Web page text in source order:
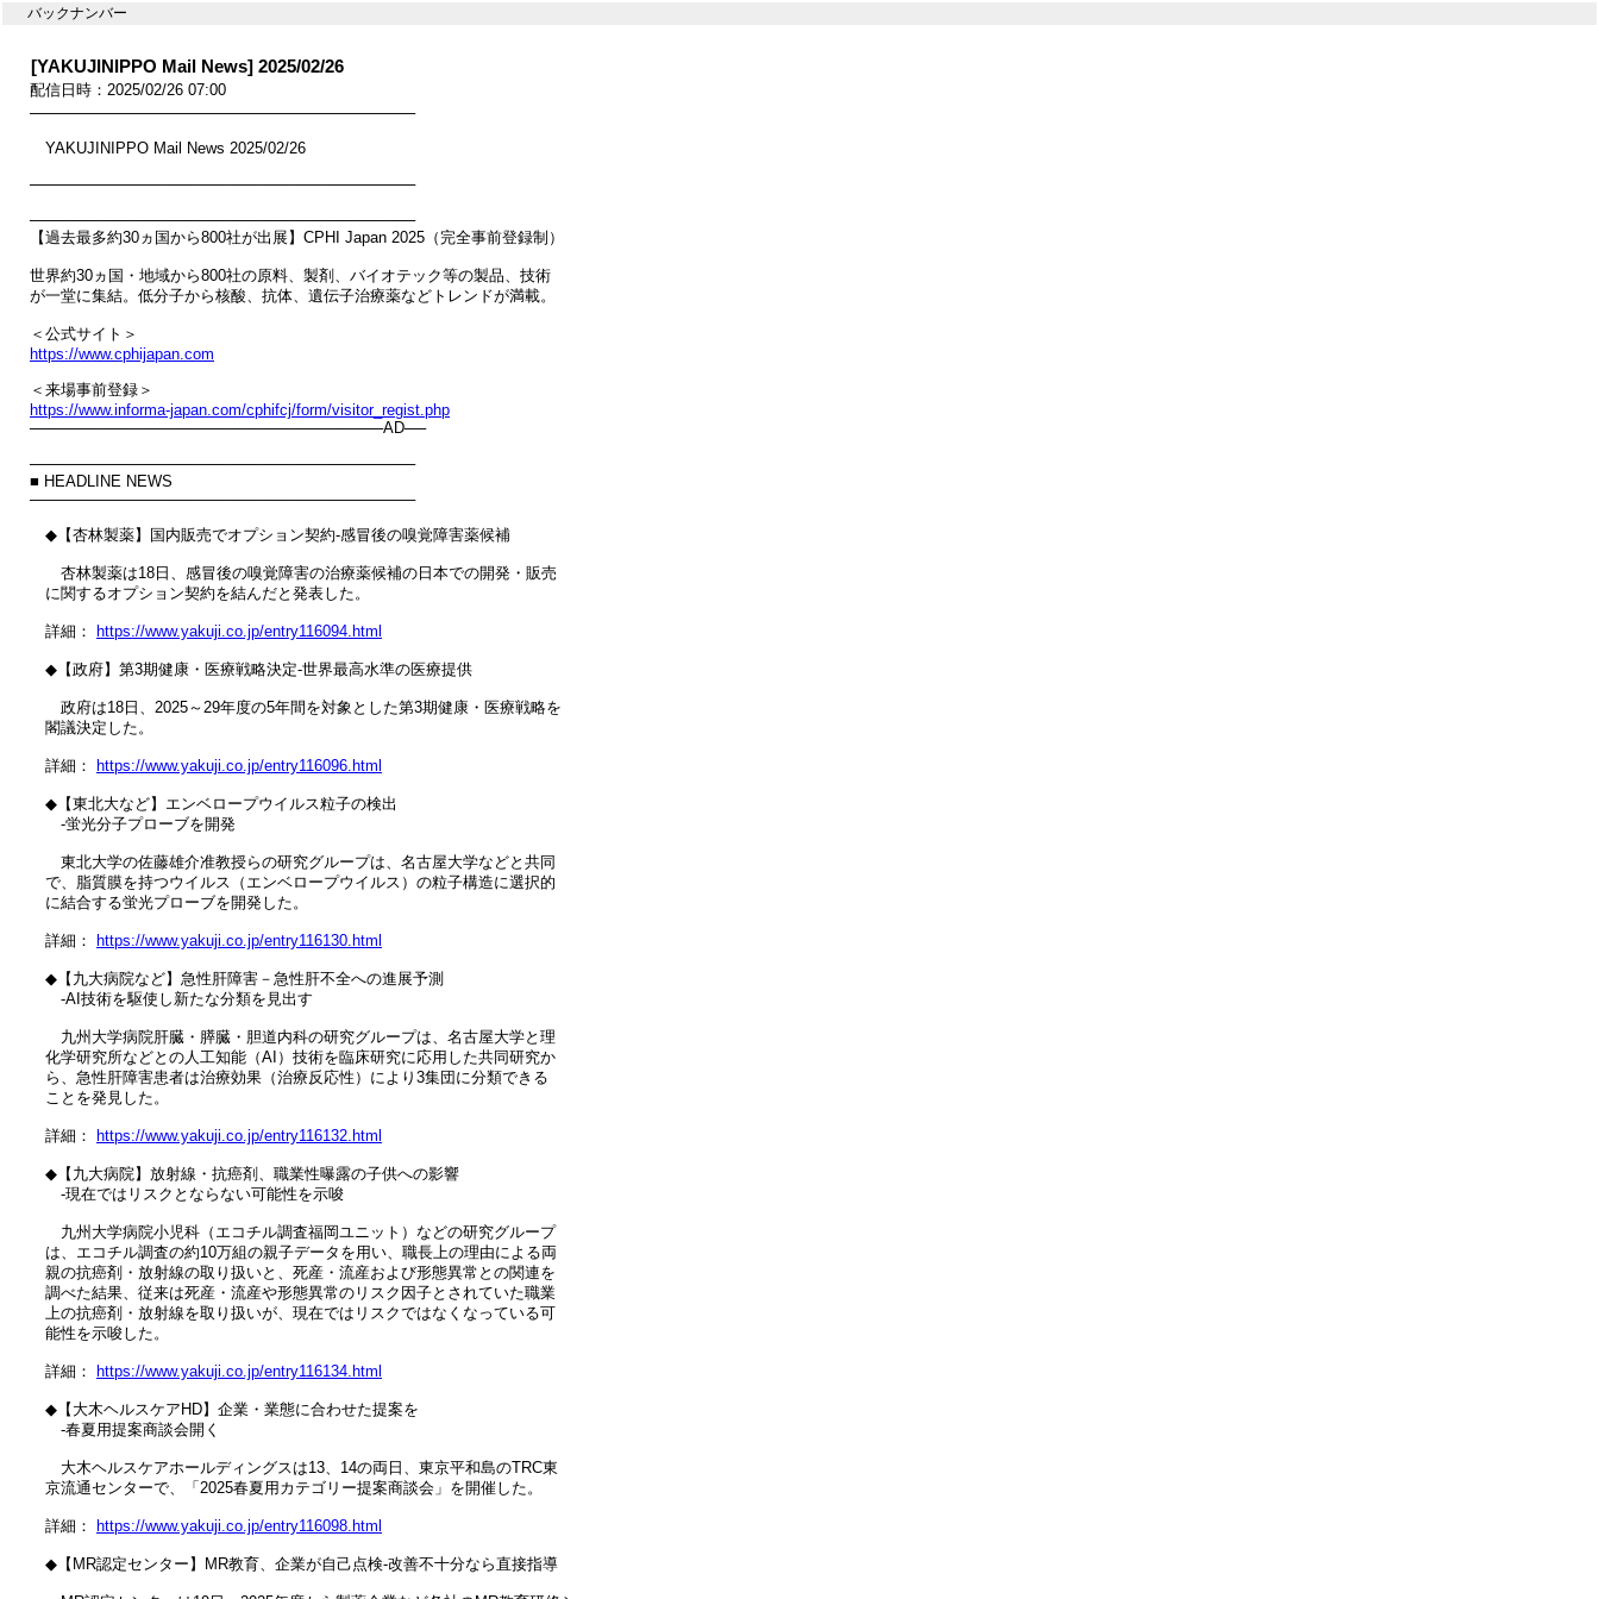
バックナンバー
[YAKUJINIPPO Mail News] 2025/02/26
配信日時：2025/02/26 07:00
────────────────────────────────────
YAKUJINIPPO Mail News 2025/02/26
────────────────────────────────────
────────────────────────────────────
【過去最多約30ヵ国から800社が出展】CPHI Japan 2025（完全事前登録制）
世界約30ヵ国・地域から800社の原料、製剤、バイオテック等の製品、技術
が一堂に集結。低分子から核酸、抗体、遺伝子治療薬などトレンドが満載。
https://www.cphijapan.com
https://www.informa-japan.com/cphifcj/form/visitor_regist.php
─────────────────────────────────AD──
────────────────────────────────────
■ HEADLINE NEWS
────────────────────────────────────
◆【杏林製薬】国内販売でオプション契約‐感冒後の嗅覚障害薬候補
杏林製薬は18日、感冒後の嗅覚障害の治療薬候補の日本での開発・販売
に関するオプション契約を結んだと発表した。
詳細： https://www.yakuji.co.jp/entry116094.html
◆【政府】第3期健康・医療戦略決定‐世界最高水準の医療提供
政府は18日、2025～29年度の5年間を対象とした第3期健康・医療戦略を
閣議決定した。
詳細： https://www.yakuji.co.jp/entry116096.html
◆【東北大など】エンベロープウイルス粒子の検出
‐蛍光分子プローブを開発
東北大学の佐藤雄介准教授らの研究グループは、名古屋大学などと共同
で、脂質膜を持つウイルス（エンベロープウイルス）の粒子構造に選択的
に結合する蛍光プローブを開発した。
詳細： https://www.yakuji.co.jp/entry116130.html
◆【九大病院など】急性肝障害－急性肝不全への進展予測
‐AI技術を駆使し新たな分類を見出す
九州大学病院肝臓・膵臓・胆道内科の研究グループは、名古屋大学と理
化学研究所などとの人工知能（AI）技術を臨床研究に応用した共同研究か
ら、急性肝障害患者は治療効果（治療反応性）により3集団に分類できる
ことを発見した。
詳細： https://www.yakuji.co.jp/entry116132.html
◆【九大病院】放射線・抗癌剤、職業性曝露の子供への影響
‐現在ではリスクとならない可能性を示唆
九州大学病院小児科（エコチル調査福岡ユニット）などの研究グループ
は、エコチル調査の約10万組の親子データを用い、職長上の理由による両
親の抗癌剤・放射線の取り扱いと、死産・流産および形態異常との関連を
調べた結果、従来は死産・流産や形態異常のリスク因子とされていた職業
上の抗癌剤・放射線を取り扱いが、現在ではリスクではなくなっている可
能性を示唆した。
詳細： https://www.yakuji.co.jp/entry116134.html
◆【大木ヘルスケアHD】企業・業態に合わせた提案を
‐春夏用提案商談会開く
大木ヘルスケアホールディングスは13、14の両日、東京平和島のTRC東
京流通センターで、「2025春夏用カテゴリー提案商談会」を開催した。
詳細： https://www.yakuji.co.jp/entry116098.html
◆【MR認定センター】MR教育、企業が自己点検‐改善不十分なら直接指導